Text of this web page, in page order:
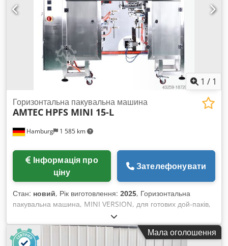
1 / 1
Hamburg 1 585 km
Горизонтальна пакувальна машина
AMTEC HPFS MINI 15-L
ціну
Зателефонувати
Стан: новий, Рік виготовлення: 2025, Горизонтальна
пакувальна машина, MINI VERSION, для готових дой-паків,
пакетів з плоским дном або плоских пакетів. Можлива
інтеграція модулів для специфічних особливостей пакетів:
зіп-/кнопковий замок, гвинтовий ковпачок (Spout), форма з
Мала оголошення